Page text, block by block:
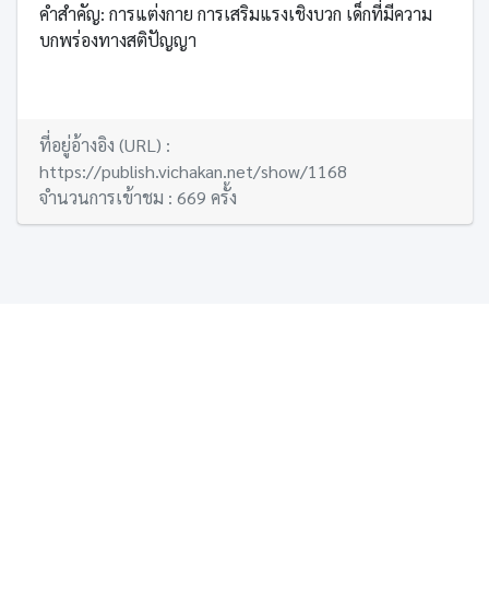
คำสำคัญ: การแต่งกาย การเสริมแรงเชิงบวก เด็กที่มีความ
บกพร่องทางสติปัญญา
ที่อยู่อ้างอิง (URL) :
https://publish.vichakan.net/show/1168
จำนวนการเข้าชม : 669 ครั้ง